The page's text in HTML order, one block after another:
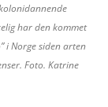
har den kommet
i Norge siden arten
Foto. Katrine